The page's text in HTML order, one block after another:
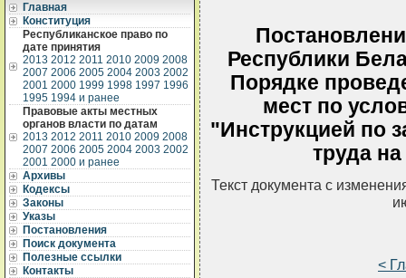
Главная
Конституция
Республиканское право по
дате принятия
2013 2012 2011 2010 2009 2008
2007 2006 2005 2004 2003 2002
2001 2000 1999 1998 1997 1996
1995 1994 и ранее
Правовые акты местных
органов власти по датам
2013 2012 2011 2010 2009 2008
2007 2006 2005 2004 2003 2002
2001 2000 и ранее
Архивы
Кодексы
Законы
Указы
Постановления
Поиск документа
Полезные ссылки
Контакты
Республики
Порядке
мест по
"Инструкцией по
труда
Текст документа с
<